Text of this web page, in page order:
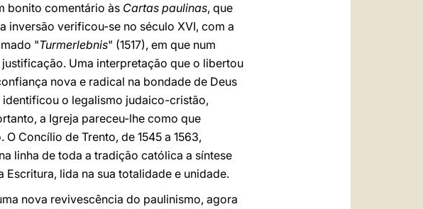
bonito comentário às Cartas paulinas, que
inversão verificou-se no século XVI, com a
"Turmerlebnis" (1517), em que num
Uma interpretação que o libertou
nova e radical na bondade de Deus
o legalismo judaico-cristão,
a Igreja pareceu-lhe como que
Concílio de Trento, de 1545 a 1563,
linha de toda a tradição católica a síntese
lida na sua totalidade e unidade.
nova revivescência do paulinismo, agora